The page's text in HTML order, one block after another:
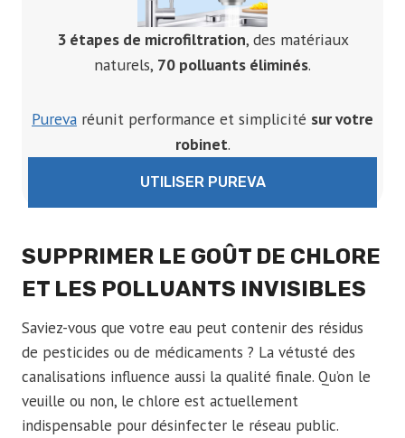
3 étapes de microfiltration, des matériaux
naturels, 70 polluants éliminés.
Pureva réunit performance et simplicité sur votre
robinet.
UTILISER PUREVA
SUPPRIMER LE GOÛT DE CHLORE
ET LES POLLUANTS INVISIBLES
Saviez-vous que votre eau peut contenir des résidus
de pesticides ou de médicaments ? La vétusté des
canalisations influence aussi la qualité finale. Qu’on le
veuille ou non, le chlore est actuellement
indispensable pour désinfecter le réseau public.